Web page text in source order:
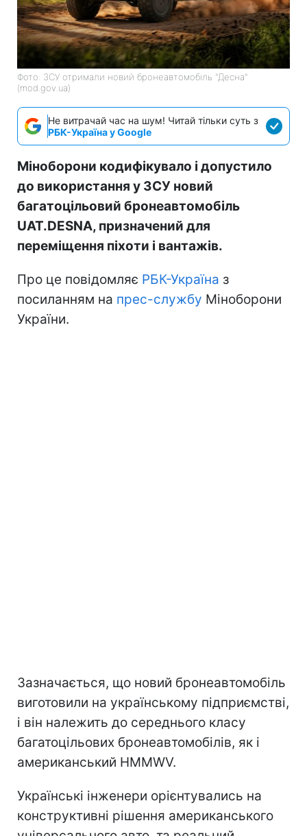
Фото: ЗСУ отримали новий бронеавтомобіль "Десна"
(mod.gov.ua)
Не витрачай час на шум! Читай тільки суть з
РБК-Україна у Google
Міноборони кодифікувало і допустило
до використання у ЗСУ новий
багатоцільовий бронеавтомобіль
UAT.DESNA, призначений для
переміщення піхоти і вантажів.
Про це повідомляє РБК-Україна з
посиланням на прес-службу Міноборони
України.
Зазначається, що новий бронеавтомобіль
виготовили на українському підприємстві,
і він належить до середнього класу
багатоцільових бронеавтомобілів, як і
американський HMMWV.
Українські інженери орієнтувались на
конструктивні рішення американського